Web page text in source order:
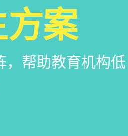
系统
管理系统，全方
案
，帮助教育机构低
序
家长，管理更便
意